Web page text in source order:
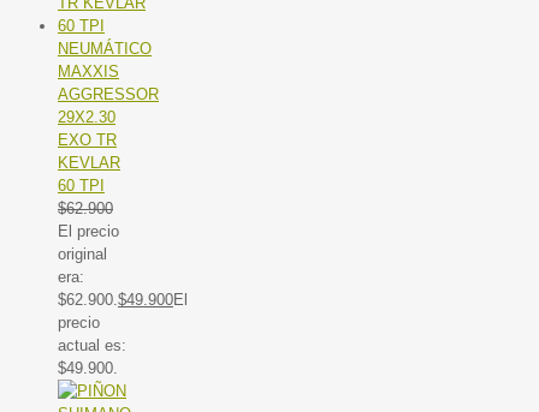
NEUMÁTICO
MAXXIS
AGGRESSOR
29X2.30
EXO TR
KEVLAR
60 TPI
$62.900
El precio
original
era:
$62.900. $49.900El
precio
actual es:
$49.900.